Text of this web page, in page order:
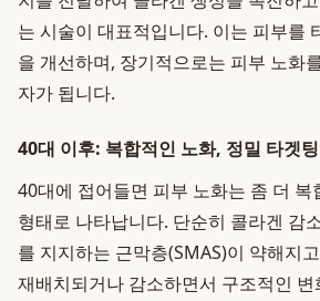
는 시술이 대표적입니다. 이는 피부를
을 개선하며, 장기적으로는 피부 노화
자가 됩니다.
40대 이후: 복합적인 노화, 정밀 타겟
40대에 접어들면 피부 노화는 좀 더 복
형태로 나타납니다. 단순히 콜라겐 감
를 지지하는 근막층(SMAS)이 약해지
재배치되거나 감소하면서 구조적인